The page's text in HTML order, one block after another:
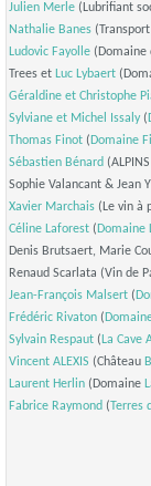
Julien Merle (Lubrifiant
Nathalie Banes
Ludovic Fayolle (Domaine
Trees et Luc Lybaert
Géraldine et Christophe
Sylviane et Michel Issaly(
Thomas Finot ( Domaine
Sébastien Bénard
Sophie Valancant & Jean
Xavier Marchais (Le vin à
Céline Laforest ( Domaine
Denis Brutsaert, Marie
Renaud Scarlata (Vin de
Jean-François Malsert (
Frédéric Rivaton (
Sylvain Respaut ( La Cave
Vincent ALEXIS (Château
Laurent Herlin (Domaine
Fabrice Raymond (Terres